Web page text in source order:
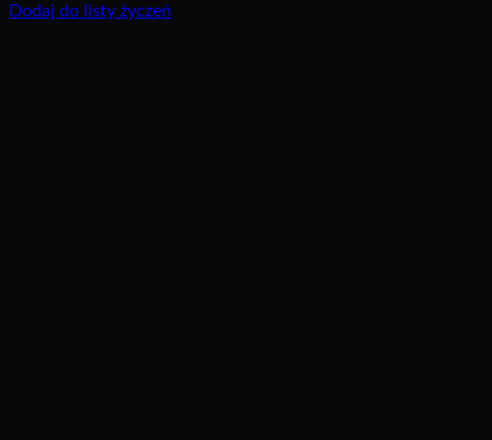
Dodaj do listy życzeń